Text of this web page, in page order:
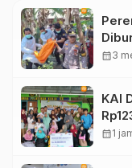
calendar_month3
KAI
calendar_month1